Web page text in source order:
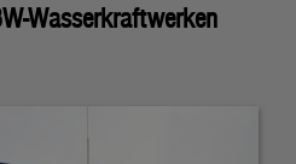
Wasserkraftwerken